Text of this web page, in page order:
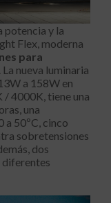
potencia y la
Flex, moderna
para
. La nueva luminaria
a 158W en
4000K, tiene una
una
a 50ºC, cinco
sobretensiones
dos
diferentes